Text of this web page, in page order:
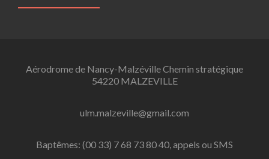
Aérodrome de Nancy-Malzéville Chemin stratégique
54220 MALZEVILLE
ulm.malzeville@gmail.com
Baptêmes: (00 33) 7 68 73 80 40, appels ou SMS